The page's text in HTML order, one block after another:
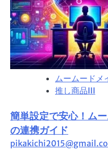
ン」
イ
ン
で
簡
単
に
ド
メ
ン
情
報
ムームードメ
推し商品III
簡単設定で安心！ム
の連携ガイド